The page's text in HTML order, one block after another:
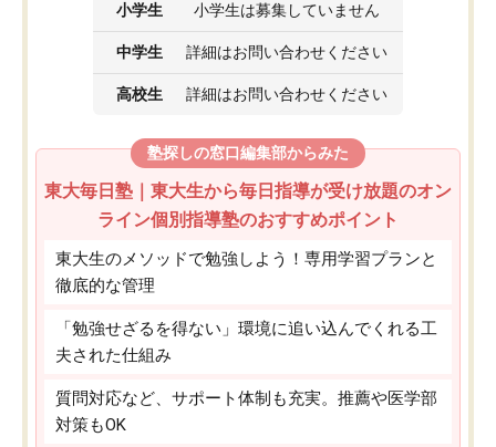
小学生 小学生は募集していません
中学生 詳細はお問い合わせください
高校生 詳細はお問い合わせください
塾探しの窓口編集部からみた
東大毎日塾｜東大生から毎日指導が受け放題のオン
ライン個別指導塾のおすすめポイント
東大生のメソッドで勉強しよう！専用学習プランと
徹底的な管理
「勉強せざるを得ない」環境に追い込んでくれる工
夫された仕組み
質問対応など、サポート体制も充実。推薦や医学部
対策もOK